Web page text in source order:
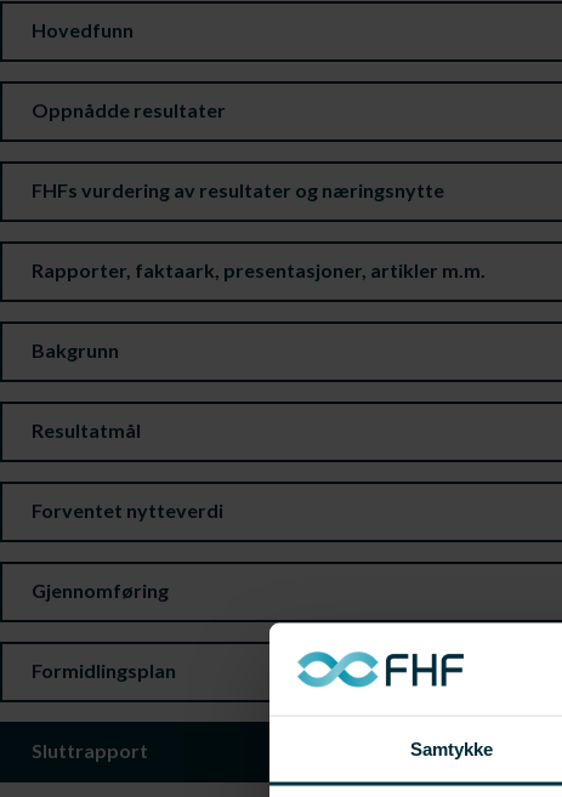
Samtykke
Hovedfunn
Oppnådde resultater
FHFs vurdering av resultater og næringsnytte
Rapporter, faktaark, presentasjoner, artikler m.m.
Bakgrunn
Resultatmål
Forventet nytteverdi
Gjennomføring
Formidlingsplan
Sluttrapport